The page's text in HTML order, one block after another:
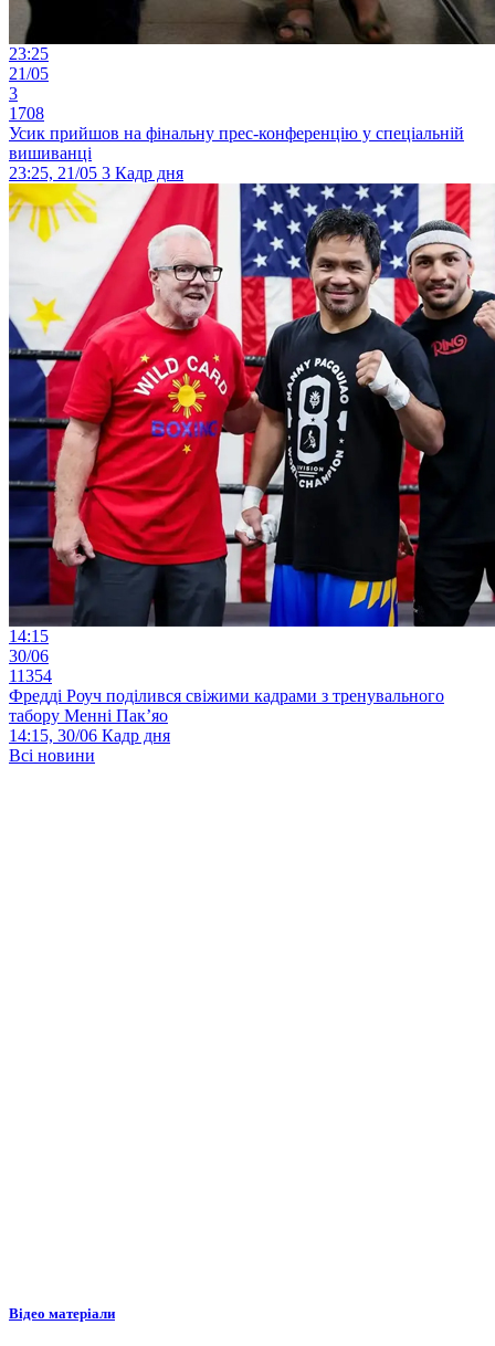
23:25
21/05
3
1708
Усик прийшов на фінальну прес-конференцію у спеціальній
вишиванці
23:25, 21/05 3 Кадр дня
14:15
30/06
11354
Фредді Роуч поділився свіжими кадрами з тренувального
табору Менні Пак’яо
14:15, 30/06 Кадр дня
Всі новини
Відео матеріали